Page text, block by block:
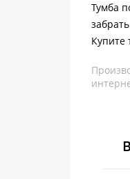
Тумба
Купите